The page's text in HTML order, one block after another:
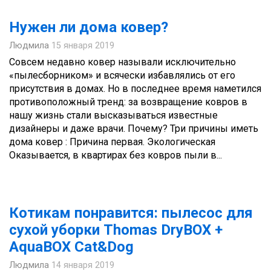
Нужен ли дома ковер?
Людмила 15 января 2019
Совсем недавно ковер называли исключительно
«пылесборником» и всячески избавлялись от его
присутствия в домах. Но в последнее время наметился
противоположный тренд: за возвращение ковров в
нашу жизнь стали высказываться известные
дизайнеры и даже врачи. Почему? Три причины иметь
дома ковер : Причина первая. Экологическая
Оказывается, в квартирах без ковров пыли в...
Котикам понравится: пылесос для
сухой уборки Thomas DryBOX +
AquaBOX Cat&Dog
Людмила 14 января 2019